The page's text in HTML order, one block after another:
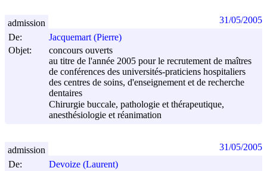
De:
Jacquemart (Pierre)
Objet:
concours ouverts
au titre de l'année 2005 pour le recrutement de maîtres
de conférences des universités-praticiens hospitaliers
des centres de soins, d'enseignement et de recherche
dentaires
Chirurgie buccale, pathologie et thérapeutique,
anesthésiologie et réanimation
admission 31/05/2005
De:
Devoize (Laurent)
admission 31/05/2005